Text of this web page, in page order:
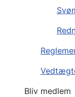
Bliv medlem